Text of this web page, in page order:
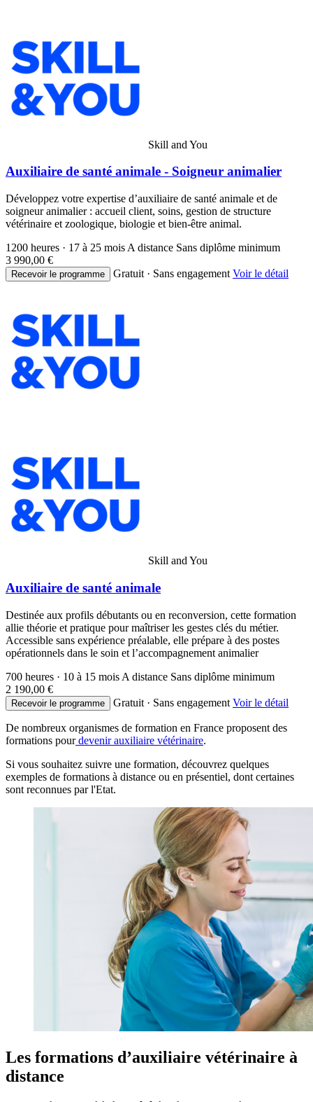
Skill and You
Auxiliaire de santé animale - Soigneur animalier
Développez votre expertise d’auxiliaire de santé animale et de
soigneur animalier : accueil client, soins, gestion de structure
vétérinaire et zoologique, biologie et bien-être animal.
1200 heures · 17 à 25 mois A distance Sans diplôme minimum
3 990,00 €
Recevoir le programme Gratuit · Sans engagement Voir le détail
Skill and You
Auxiliaire de santé animale
Destinée aux profils débutants ou en reconversion, cette formation
allie théorie et pratique pour maîtriser les gestes clés du métier.
Accessible sans expérience préalable, elle prépare à des postes
opérationnels dans le soin et l’accompagnement animalier
700 heures · 10 à 15 mois A distance Sans diplôme minimum
2 190,00 €
Recevoir le programme Gratuit · Sans engagement Voir le détail
De nombreux organismes de formation en France proposent des
formations pourdevenir auxiliaire vétérinaire.
Si vous souhaitez suivre une formation, découvrez quelques
exemples de formations à distance ou en présentiel, dont certaines
sont reconnues par l'Etat.
Les formations d’auxiliaire vétérinaire à
distance